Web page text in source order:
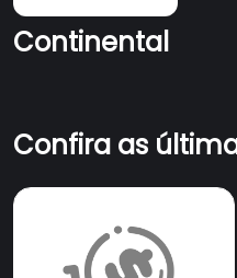
Continental
Confira as